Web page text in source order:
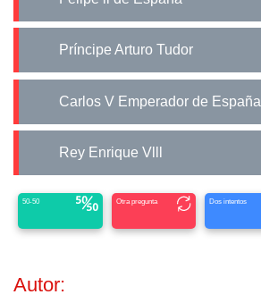
Príncipe Arturo Tudor
Carlos V Emperador de España
Rey Enrique Vlll
50-50 Otra pregunta Dos intentos
Autor: